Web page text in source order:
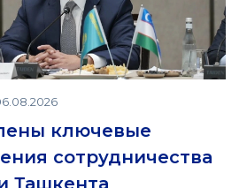
ключевые
сотрудничества